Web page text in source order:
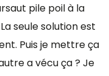
pile poil à la
seule solution est
Puis je mettre ça
a vécu ça ? Je